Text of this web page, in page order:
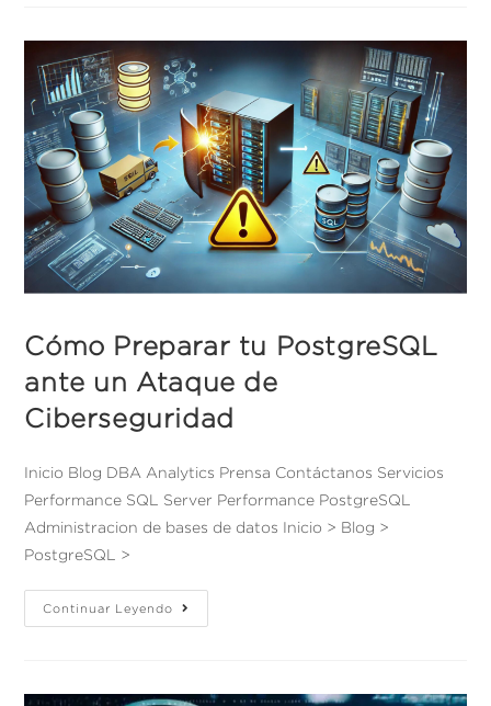
Cómo Preparar tu PostgreSQL
ante un Ataque de
Ciberseguridad
Inicio Blog DBA Analytics Prensa Contáctanos Servicios
Performance SQL Server Performance PostgreSQL
Administracion de bases de datos Inicio > Blog >
PostgreSQL >
Continuar Leyendo